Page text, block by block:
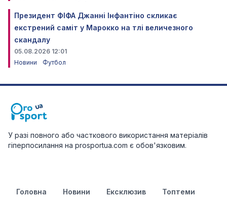
Президент ФІФА Джанні Інфантіно скликає
екстрений саміт у Марокко на тлі величезного
скандалу
05.08.2026 12:01
Новини
Футбол
У разі повного або часткового використання матеріалів
гіперпосилання на prosportua.com є обов'язковим.
Головна Новини Ексклюзив Топтеми